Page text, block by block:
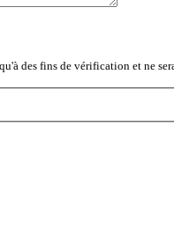
des fins de vérification et ne